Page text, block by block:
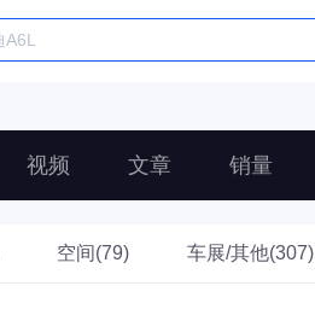
视频 文章 销量
空间(79) 车展/其他(307)